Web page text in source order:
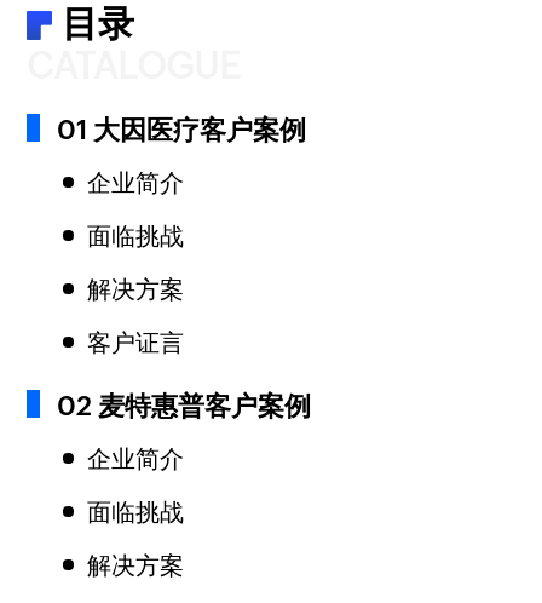
目录
01 大因医疗客户案例
企业简介
面临挑战
解决方案
客户证言
02 麦特惠普客户案例
企业简介
面临挑战
解决方案